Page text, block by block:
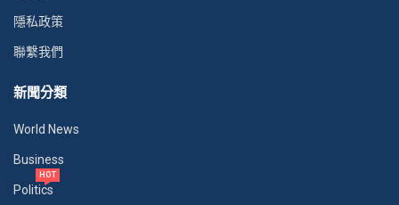
隱私政策
聯繫我們
新聞分類
World News
Business
Politics
HOT